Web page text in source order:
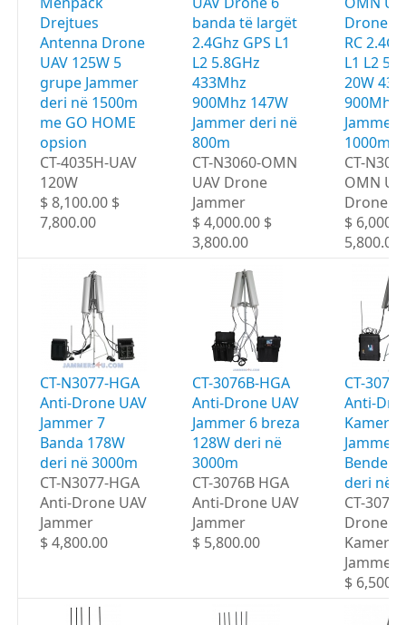
Drejtues
Antenna Drone
UAV 125W 5
grupe Jammer
deri në 1500m
me GO HOME
opsion
CT-4035H-UAV
120W
$ 8,100.00 $
7,800.00
banda të largët
2.4Ghz GPS L1
L2 5.8GHz
433Mhz
900Mhz 147W
Jammer deri në
800m
CT-N3060-OMN
UAV Drone
Jammer
$ 4,000.00 $
3,800.00
Drone 6
RC
L1 L2
20W
900Mhz
Jammer
1000m
CT-
OMN
Drone
$
5,800.00
CT-N3077-HGA
Anti-Drone UAV
Jammer 7
Banda 178W
deri në 3000m
CT-N3077-HGA
Anti-Drone UAV
Jammer
$ 4,800.00
CT-3076B-HGA
Anti-Drone UAV
Jammer 6 breza
128W deri në
3000m
CT-3076B HGA
Anti-Drone UAV
Jammer
$ 5,800.00
CT-
Anti-
Kamera
Jammer
Bende
deri në
CT-
Drone
Kamera
Jammer
$